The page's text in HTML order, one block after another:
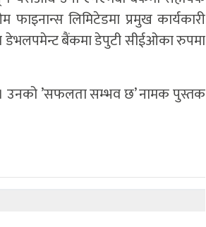
लिमिटेडमा प्रमुख कार्यकारी
बैंकमा डेपुटी सीईओका रुपमा
। उनको ’सफलता सम्भव छ’ नामक पुस्तक